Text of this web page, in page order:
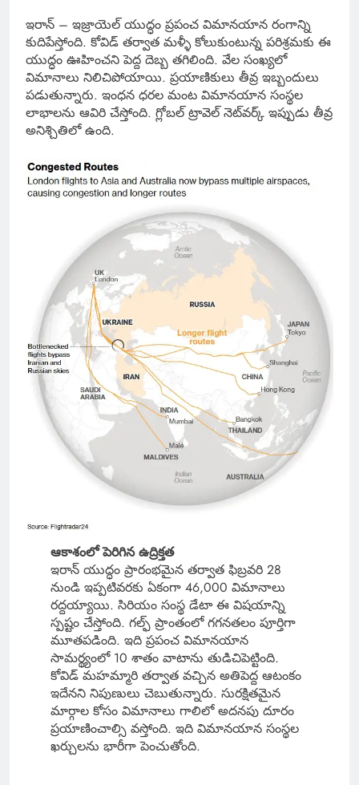
ఇరాన్ – ఇజ్రాయెల్ యుద్ధం ప్రపంచ విమానయాన రంగాన్ని
కుదిపేస్తోంది. కోవిడ్ తర్వాత మళ్ళీ కోలుకుంటున్న పరిశ్రమకు ఈ
యుద్ధం ఊహించని పెద్ద దెబ్బ తగిలింది. వేల సంఖ్యలో
విమానాలు నిలిచిపోయాయి. ప్రయాణికులు తీవ్ర ఇబ్బందులు
పడుతున్నారు. ఇంధన ధరల మంట విమానయాన సంస్థల
లాభాలను ఆవిరి చేస్తోంది. గ్లోబల్ ట్రావెల్ నెట్‌వర్క్ ఇప్పుడు తీవ్ర
అనిశ్చితిలో ఉంది.
ఆకాశంలో పెరిగిన ఉద్రిక్తత
ఇరాన్ యుద్ధం ప్రారంభమైన తర్వాత ఫిబ్రవరి 28
నుండి ఇప్పటివరకు ఏకంగా 46,000 విమానాలు
రద్దయ్యాయి. సిరియం సంస్థ డేటా ఈ విషయాన్ని
స్పష్టం చేస్తోంది. గల్ఫ్ ప్రాంతంలో గగనతలం పూర్తిగా
మూతపడింది. ఇది ప్రపంచ విమానయాన
సామర్థ్యంలో 10 శాతం వాటాను తుడిచిపెట్టింది.
కోవిడ్ మహమ్మారి తర్వాత వచ్చిన అతిపెద్ద ఆటంకం
ఇదేనని నిపుణులు చెబుతున్నారు. సురక్షితమైన
మార్గాల కోసం విమానాలు గాలిలో అదనపు దూరం
ప్రయాణించాల్సి వస్తోంది. ఇది విమానయాన సంస్థల
ఖర్చులను భారీగా పెంచుతోంది.